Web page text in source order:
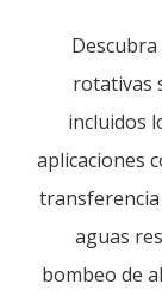
rotativas
incluidos
aplicaciones
aguas
bombeo de